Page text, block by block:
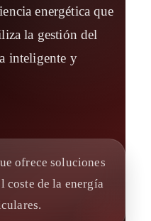
energética que
la gestión del
inteligente y
ofrece soluciones
coste de la energía